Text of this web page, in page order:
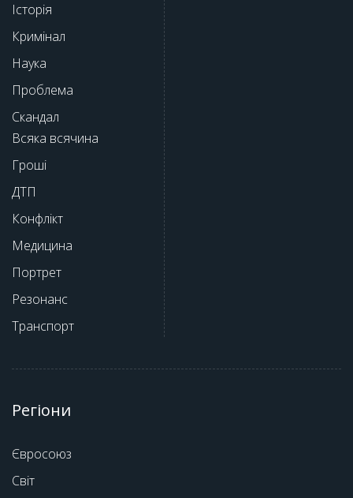
Історія
Кримінал
Наука
Проблема
Скандал
Всяка всячина
Гроші
ДТП
Конфлікт
Медицина
Портрет
Резонанс
Транспорт
Регіони
Євросоюз
Світ